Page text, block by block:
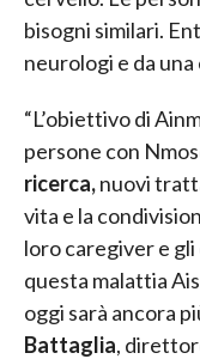
bisogni similari.
neurologi e da
“L’obiettivo di
persone con
ricerca,nuovi
vita e la
loro caregiver e
questa malattia
oggi sarà ancora
Battaglia,